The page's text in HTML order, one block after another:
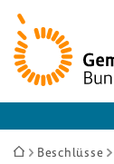
Zur
Startseite
Sie Beschlüsse